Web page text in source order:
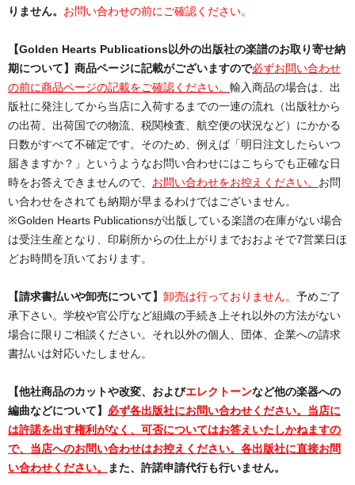
りません。 お問い合わせの前にご確認ください。
【Golden Hearts Publications以外の出版社の楽譜のお取り寄せ納
期について】商品ページに記載がございますので必ずお問い合わせ
の前に商品ページの記載をご確認ください。 輸入商品の場合は、出
版社に発注してから当店に入荷するまでの一連の流れ（出版社から
の出荷、出荷国での物流、税関検査、航空便の状況など）にかかる
日数がすべて不確定です。そのため、例えば「明日注文したらいつ
届きますか？」というようなお問い合わせにはこちらでも正確な日
時をお答えできませんので、 お問い合わせをお控えください。 お問
い合わせをされても納期が早まるわけではございません。
※Golden Hearts Publicationsが出版している楽譜の在庫がない場合
は受注生産となり、印刷所からの仕上がりまでおおよそで7営業日ほ
どお時間を頂いております。
【請求書払いや卸売について】 卸売は行っておりません。 予めご了
承下さい。学校や官公庁など組織の手続き上それ以外の方法がない
場合に限りご相談ください。それ以外の個人、団体、企業への請求
書払いは対応いたしません。
【他社商品のカットや改変、およびエレクトーンなど他の楽器への
編曲などについて】 必ず各出版社にお問い合わせください。当店に
は許諾を出す権利がなく、可否についてはお答えいたしかねますの
で、当店へのお問い合わせはお控えください。各出版社に直接お問
い合わせください。
また、許諾申請代行も行いません。